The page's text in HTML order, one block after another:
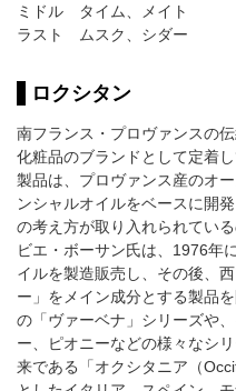
ミドル タイム、メイト
ラスト ムスク、シダー
ロクシタン
南フランス・プロヴァンスの
化粧品のブランドとして定着
製品は、プロヴァンス産のオ
ンシャルオイルをベースに開
の考え方が取り入れられてい
ビエ・ボーサン氏は、1976年
イルを製造販売し、その後、
ー」をメイン成分とする製品
の「ヴァーベナ」シリーズや
ー、ピオニーなどの様々なシ
来である「オクシタニア（